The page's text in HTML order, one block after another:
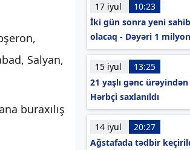
Salyan,
buraxılış
17 iyul
10:23
İki gün sonra yeni
olacaq - Dəyəri 1
15 iyul
13:25
21 yaşlı gənc ürəyindən
Hərbçi saxlanıldı
14 iyul
20:27
Ağstafada tədbir